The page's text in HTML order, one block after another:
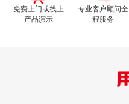
免费上门或线上
产品演示
专业客户顾问全
程服务